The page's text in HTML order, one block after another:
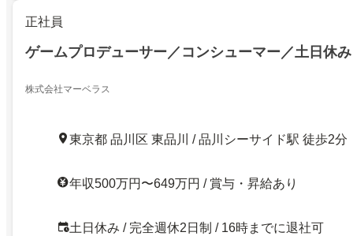
正社員
ゲームプロデューサー／コンシューマー／土日休み
株式会社マーベラス
東京都 品川区 東品川 / 品川シーサイド駅 徒歩2分
年収500万円〜649万円 / 賞与・昇給あり
土日休み / 完全週休2日制 / 16時までに退社可